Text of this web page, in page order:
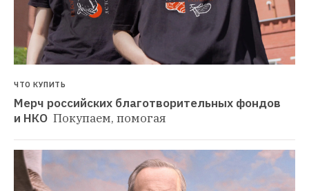
ЧТО КУПИТЬ
Мерч российских благотворительных фондов
и НКО Покупаем, помогая